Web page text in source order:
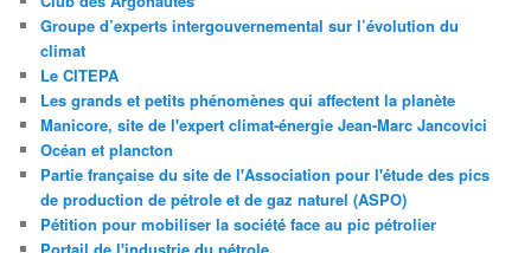
Groupe d’experts intergouvernemental sur l’évolution du
climat
Le CITEPA
Les grands et petits phénomènes qui affectent la planète
Manicore, site de l'expert climat-énergie Jean-Marc Jancovici
Océan et plancton
Partie française du site de l'Association pour l'étude des pics
de production de pétrole et de gaz naturel (ASPO)
Pétition pour mobiliser la société face au pic pétrolier
Portail de l'industrie du pétrole